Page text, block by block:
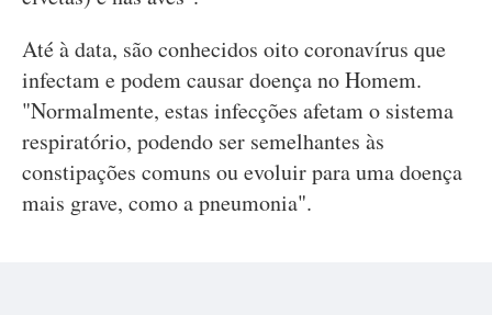
Até à data, são conhecidos oito coronavírus que
infectam e podem causar doença no Homem.
"Normalmente, estas infecções afetam o sistema
respiratório, podendo ser semelhantes às
constipações comuns ou evoluir para uma doença
mais grave, como a pneumonia".